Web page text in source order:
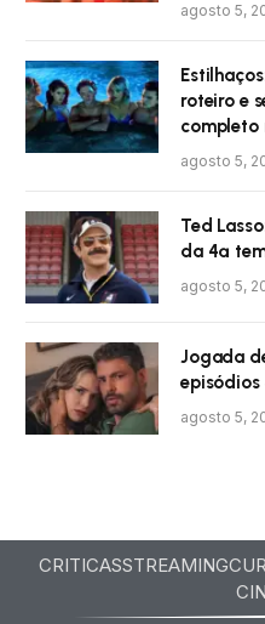
agosto 5,
roteiro e
completo
agosto 5,
Ted
da 4ª
agosto 5,
Jogada
episódios
agosto 5,
CRITICASSTREAMING